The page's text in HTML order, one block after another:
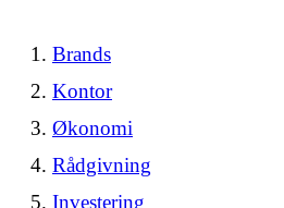
Brands
Kontor
Økonomi
Rådgivning
Investering